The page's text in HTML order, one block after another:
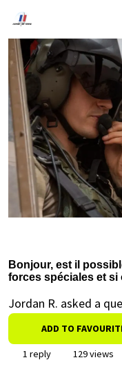
Bonjour, est il
forces spéciales et si
Jordan R. asked a
ADD TO
1 reply
129 views